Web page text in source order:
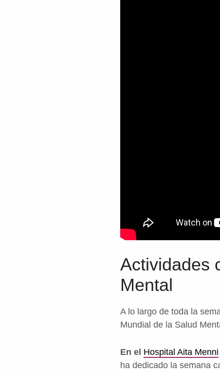
Actividades
Mental
A lo largo de toda la
Mundial de la Salud
En el Hospital Aita Menni
ha dedicado la semana